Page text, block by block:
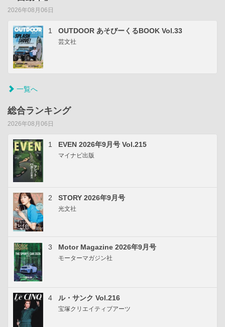
2026年08月06日
1 OUTDOOR あそびーくるBOOK Vol.33
芸文社
一覧へ
総合ランキング
2026年08月06日
1 EVEN 2026年9月号 Vol.215
マイナビ出版
2 STORY 2026年9月号
光文社
3 Motor Magazine 2026年9月号
モーターマガジン社
4 ル・サンク Vol.216
宝塚クリエイティブアーツ